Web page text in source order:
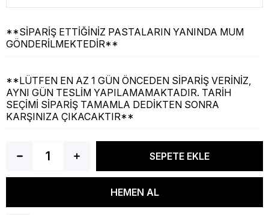
**SİPARİŞ ETTİĞİNİZ PASTALARIN YANINDA MUM
GÖNDERİLMEKTEDİR**
**LÜTFEN EN AZ 1 GÜN ÖNCEDEN SİPARİŞ VERİNİZ,
AYNI GÜN TESLİM YAPILAMAMAKTADIR. TARİH
SEÇİMİ SİPARİŞ TAMAMLA DEDİKTEN SONRA
KARŞINIZA ÇIKACAKTIR**